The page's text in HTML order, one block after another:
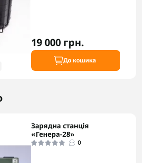
19 000 грн.
До кошика
Зарядна станція
«Генера-28»
0